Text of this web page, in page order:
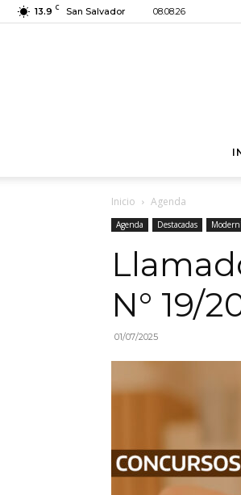
13.9 C San Salvador 08.08.26
Inicio Agenda
Agenda Destacadas
N° 19/
01/07/2025